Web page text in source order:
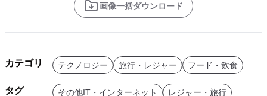
画像一括ダウンロード
カテゴリ テクノロジー 旅行・レジャー フード・飲食
タグ その他IT・インターネット
レジャー・旅行